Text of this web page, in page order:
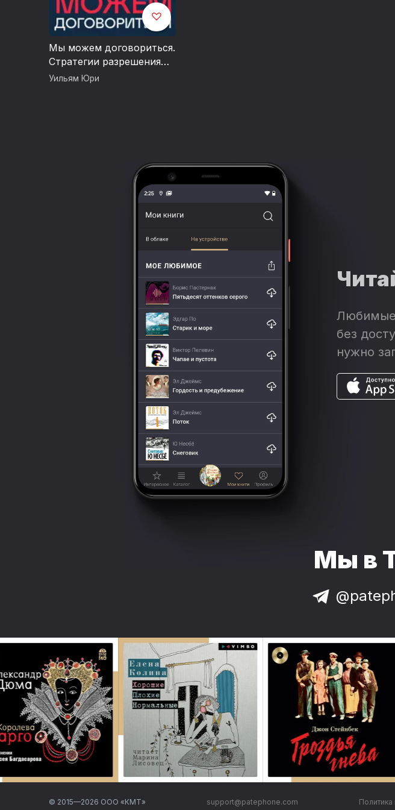
Мы можем договориться.
Стратегии разрешения
сложных конфликтов
Уильям Юри
Любимые
без
нужно
Мы в
© 2015—2026 ООО «КМТ» support@patephone.com